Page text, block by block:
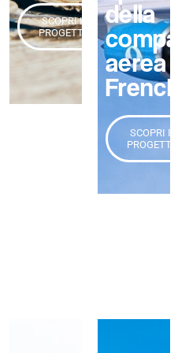
SCOPRI IL
PROGETTO
della
aerea
SCOPRI IL
PROGETTO